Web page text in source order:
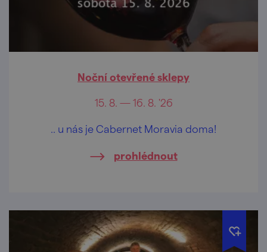
Noční otevřené sklepy
15. 8. — 16. 8. '26
.. u nás je Cabernet Moravia doma!
prohlédnout